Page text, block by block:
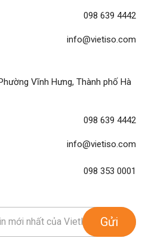
098 639 4442
info@vietiso.com
Vĩnh Hưng, Thành phố Hà
098 639 4442
info@vietiso.com
098 353 0001
Gửi